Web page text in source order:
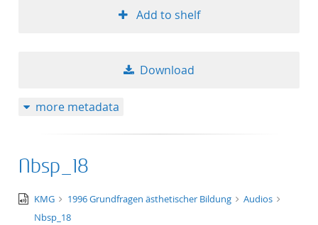
Add to shelf
Download
more metadata
Nbsp_18
audio/x-
wav
KMG 1996 Grundfragen ästhetischer Bildung
Audios
Nbsp_18